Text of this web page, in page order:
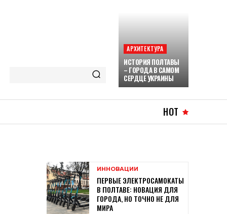
АРХИТЕКТУРА
ИСТОРИЯ ПОЛТАВЫ
– ГОРОДА В САМОМ
СЕРДЦЕ УКРАИНЫ
HOT
ИННОВАЦИИ
ПЕРВЫЕ ЭЛЕКТРОСАМОКАТЫ
В ПОЛТАВЕ: НОВАЦИЯ ДЛЯ
ГОРОДА, НО ТОЧНО НЕ ДЛЯ
МИРА